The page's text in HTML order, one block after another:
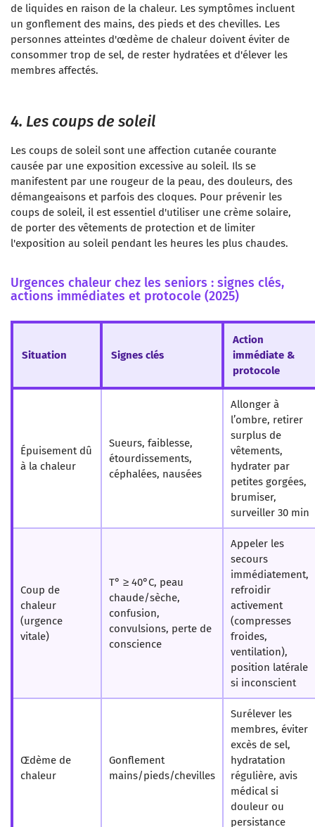
de liquides en raison de la chaleur. Les symptômes incluent
un gonflement des mains, des pieds et des chevilles. Les
personnes atteintes d'œdème de chaleur doivent éviter de
consommer trop de sel, de rester hydratées et d'élever les
membres affectés.
4. Les coups de soleil
Les coups de soleil sont une affection cutanée courante
causée par une exposition excessive au soleil. Ils se
manifestent par une rougeur de la peau, des douleurs, des
démangeaisons et parfois des cloques. Pour prévenir les
coups de soleil, il est essentiel d'utiliser une crème solaire,
de porter des vêtements de protection et de limiter
l'exposition au soleil pendant les heures les plus chaudes.
Urgences chaleur chez les seniors : signes clés,
actions immédiates et protocole (2025)
Situation Signes clés
Action
immédiate &
protocole
Épuisement dû
à la chaleur
Sueurs, faiblesse,
étourdissements,
céphalées, nausées
Allonger à
l’ombre, retirer
surplus de
vêtements,
hydrater par
petites gorgées,
brumiser,
surveiller 30 min
Coup de
chaleur
(urgence
vitale)
T° ≥ 40°C, peau
chaude/sèche,
confusion,
convulsions, perte de
conscience
Appeler les
secours
immédiatement,
refroidir
activement
(compresses
froides,
ventilation),
position latérale
si inconscient
Œdème de
chaleur
Gonflement
mains/pieds/chevilles
Surélever les
membres, éviter
excès de sel,
hydratation
régulière, avis
médical si
douleur ou
persistance